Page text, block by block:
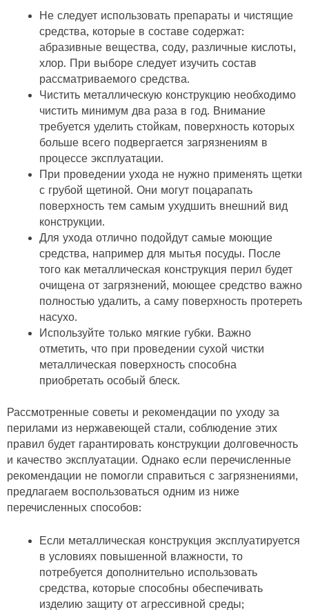
Не следует использовать препараты и чистящие
средства, которые в составе содержат:
абразивные вещества, соду, различные кислоты,
хлор. При выборе следует изучить состав
рассматриваемого средства.
Чистить металлическую конструкцию необходимо
чистить минимум два раза в год. Внимание
требуется уделить стойкам, поверхность которых
больше всего подвергается загрязнениям в
процессе эксплуатации.
При проведении ухода не нужно применять щетки
с грубой щетиной. Они могут поцарапать
поверхность тем самым ухудшить внешний вид
конструкции.
Для ухода отлично подойдут самые моющие
средства, например для мытья посуды. После
того как металлическая конструкция перил будет
очищена от загрязнений, моющее средство важно
полностью удалить, а саму поверхность протереть
насухо.
Используйте только мягкие губки. Важно
отметить, что при проведении сухой чистки
металлическая поверхность способна
приобретать особый блеск.
Рассмотренные советы и рекомендации по уходу за
перилами из нержавеющей стали, соблюдение этих
правил будет гарантировать конструкции долговечность
и качество эксплуатации. Однако если перечисленные
рекомендации не помогли справиться с загрязнениями,
предлагаем воспользоваться одним из ниже
перечисленных способов:
Если металлическая конструкция эксплуатируется
в условиях повышенной влажности, то
потребуется дополнительно использовать
средства, которые способны обеспечивать
изделию защиту от агрессивной среды;